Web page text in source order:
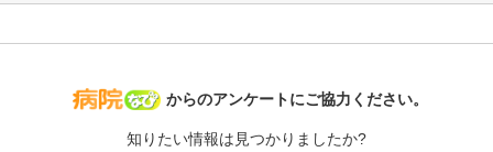
病院なび
からのアンケートにご協力ください。
知りたい情報は見つかりましたか?